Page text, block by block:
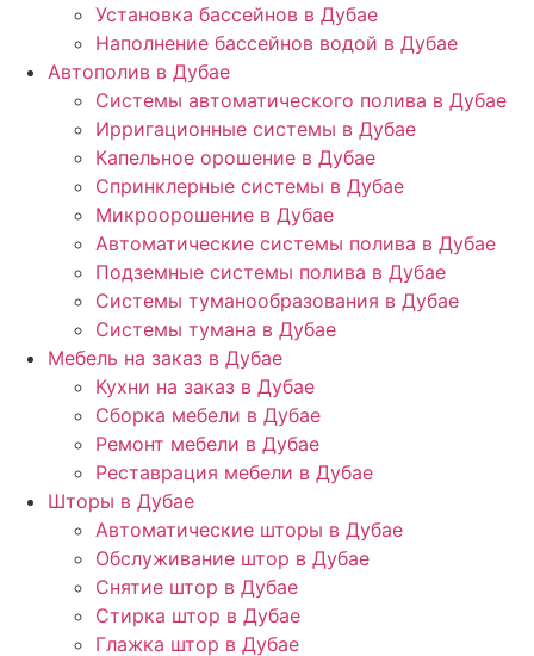
Установка бассейнов в Дубае
Наполнение бассейнов водой в Дубае
Автополив в Дубае
Системы автоматического полива в Дубае
Ирригационные системы в Дубае
Капельное орошение в Дубае
Спринклерные системы в Дубае
Микроорошение в Дубае
Автоматические системы полива в Дубае
Подземные системы полива в Дубае
Системы туманообразования в Дубае
Системы тумана в Дубае
Мебель на заказ в Дубае
Кухни на заказ в Дубае
Сборка мебели в Дубае
Ремонт мебели в Дубае
Реставрация мебели в Дубае
Шторы в Дубае
Автоматические шторы в Дубае
Обслуживание штор в Дубае
Снятие штор в Дубае
Стирка штор в Дубае
Глажка штор в Дубае